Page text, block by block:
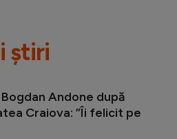
știri
Andone după
Craiova: ”Îi felicit pe